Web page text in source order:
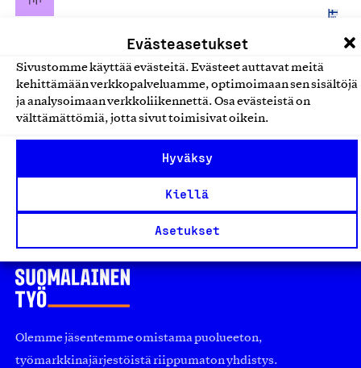
Evästeasetukset
Sivustomme käyttää evästeitä. Evästeet auttavat meitä
kehittämään verkkopalveluamme, optimoimaan sen sisältöjä
ja analysoimaan verkkoliikennettä. Osa evästeistä on
välttämättömiä, jotta sivut toimisivat oikein.
Hyväksy
Kiellä
Asetukset
Painetut kankaat, kudotut
sisustuskankaat ja kankaista
valmistetut tuotteet
Olemme jäsentemme omistama puolueeton,
työmarkkinajärjestöistä riippumaton yhdistys.